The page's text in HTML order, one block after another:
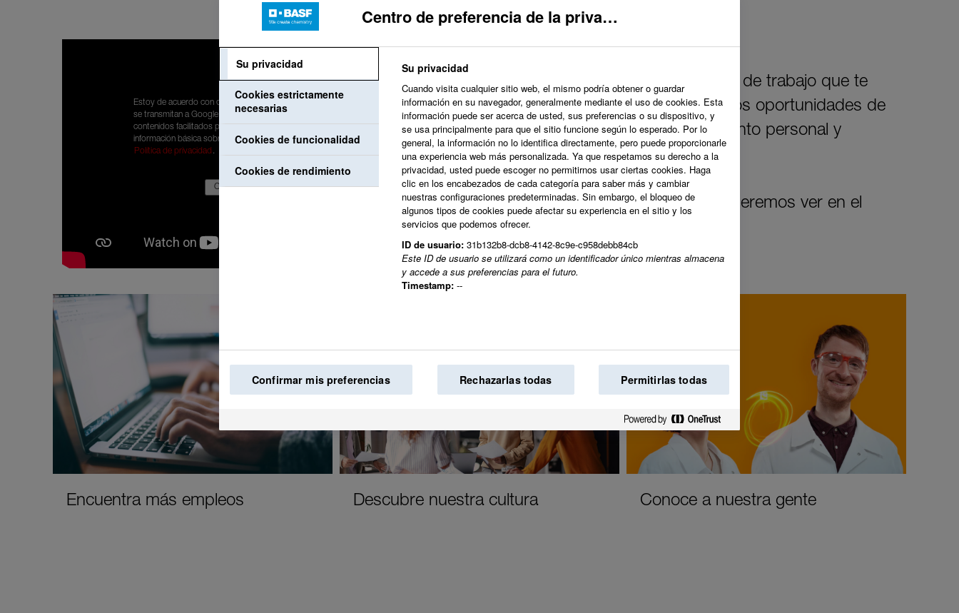
Nuestro objetivo es crear un lugar de trabajo que te
valore y acoja tus ideas. Ofrecemos oportunidades de
desarrollo que apoyan tu crecimiento personal y
profesional.
Juntos creamos el cambio que queremos ver en el
mundo.
Estoy de acuerdo con que mis datos personales
se transmitan a Google para poder visualizar
contenidos facilitados por YouTube. He leído la
información básica sobre protección de datos:
Política de privacidad .
Encuentra más empleos Descubre nuestra cultura Conoce a nuestra gente
Centro de preferencia de la privacidad
Su privacidad
Cookies estrictamente
necesarias
Cookies de funcionalidad
Cookies de rendimiento
Su privacidad
Cuando visita cualquier sitio web, el mismo podría obtener o guardar
información en su navegador, generalmente mediante el uso de cookies. Esta
información puede ser acerca de usted, sus preferencias o su dispositivo, y
se usa principalmente para que el sitio funcione según lo esperado. Por lo
general, la información no lo identifica directamente, pero puede proporcionarle
una experiencia web más personalizada. Ya que respetamos su derecho a la
privacidad, usted puede escoger no permitirnos usar ciertas cookies. Haga
clic en los encabezados de cada categoría para saber más y cambiar
nuestras configuraciones predeterminadas. Sin embargo, el bloqueo de
algunos tipos de cookies puede afectar su experiencia en el sitio y los
servicios que podemos ofrecer.
ID de usuario: 31b132b8-dcb8-4142-8c9e-c958debb84cb
Este ID de usuario se utilizará como un identificador único mientras almacena
y accede a sus preferencias para el futuro.
Timestamp: --
Confirmar mis preferencias Rechazarlas todas Permitirlas todas